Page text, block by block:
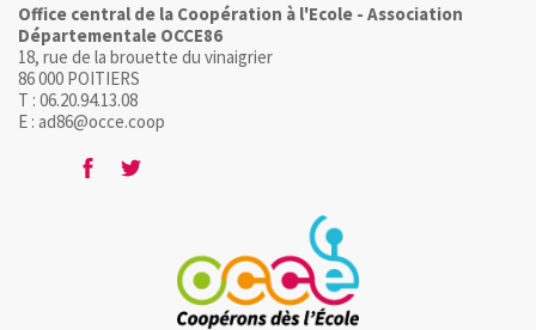
Office central de la Coopération à l'Ecole - Association
Départementale OCCE86
18, rue de la brouette du vinaigrier
86 000 POITIERS
T : 06.20.94.13.08
E : ad86@occe.coop